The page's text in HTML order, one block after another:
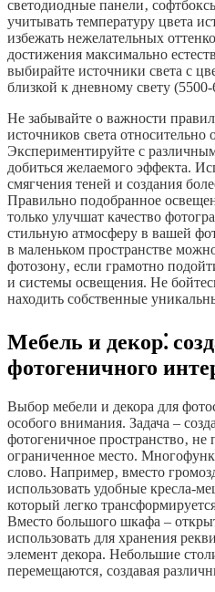
светодиодные панели‚
учитывать температуру цвета
избежать нежелательных
достижения максимально
выбирайте источники света с
близкой к дневному свету
Не забывайте о важности
источников света относительно
Экспериментируйте с
добиться желаемого эффекта.
смягчения теней и создания
Правильно подобранное
только улучшат качество
стильную атмосферу в вашей
в маленьком пространстве
фотозону‚ если грамотно
и системы освещения. Не
находить собственные
Мебель и декор⁚
фотогеничного
Выбор мебели и декора для
особого внимания. Задача –
фотогеничное пространство‚ не
ограниченное место.
слово. Например‚ вместо
использовать удобные кресла-
который легко
Вместо большого шкафа –
использовать для хранения
элемент декора. Небольшие
перемещаются‚ создавая